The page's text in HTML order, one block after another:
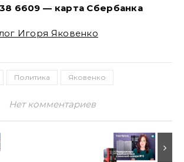
6609 — карта Сбербанка
Игоря Яковенко
Политика Яковенко
Нет комментариев